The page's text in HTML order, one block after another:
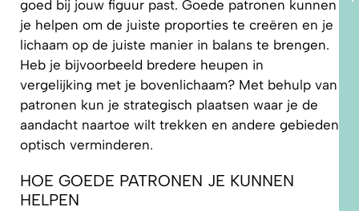
goed bij jouw figuur past. Goede patronen kunnen
je helpen om de juiste proporties te creëren en je
lichaam op de juiste manier in balans te brengen.
Heb je bijvoorbeeld bredere heupen in
vergelijking met je bovenlichaam? Met behulp van
patronen kun je strategisch plaatsen waar je de
aandacht naartoe wilt trekken en andere gebieden
optisch verminderen.
HOE GOEDE PATRONEN JE KUNNEN
HELPEN